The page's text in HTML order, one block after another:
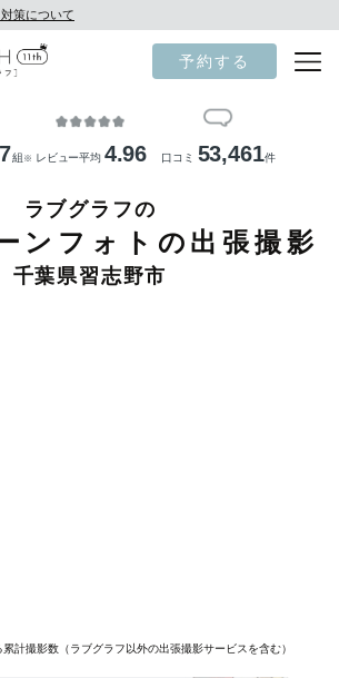
策について
予約する
組 ※ レビュー平均 4.96 口コミ 53,461件
ラブグラフの
ンフォトの出張撮影
千葉県習志野市
計撮影数（ラブグラフ以外の出張撮影サービスを含む）